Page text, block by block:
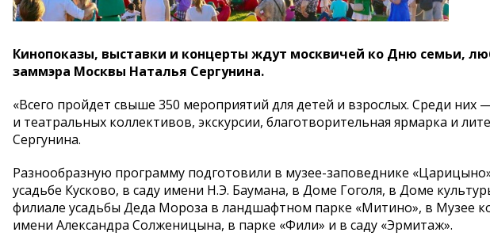
Кинопоказы, выставки и концерты ждут москвичей ко Дню семьи,
заммэра Москвы Наталья Сергунина.
«Всего пройдет свыше 350 мероприятий для детей и взрослых. Среди них
и театральных коллективов, экскурсии, благотворительная ярмарка и
Сергунина.
Разнообразную программу подготовили в музее-заповеднике
усадьбе Кусково, в саду имени Н.Э. Баумана, в Доме Гоголя, в Доме
филиале усадьбы Деда Мороза в ландшафтном парке «Митино», в Музее
имени Александра Солженицына, в парке «Фили» и в саду «Эрмитаж».